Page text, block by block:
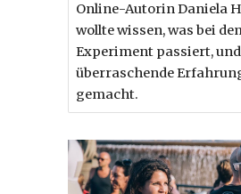
Online-Autorin Daniela
wollte wissen, was bei
Experiment passiert,
überraschende
gemacht.